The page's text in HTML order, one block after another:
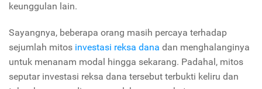
keunggulan lain.
Sayangnya, beberapa orang masih percaya terhadap
sejumlah mitos investasi reksa dana dan menghalanginya
untuk menanam modal hingga sekarang. Padahal, mitos
seputar investasi reksa dana tersebut terbukti keliru dan